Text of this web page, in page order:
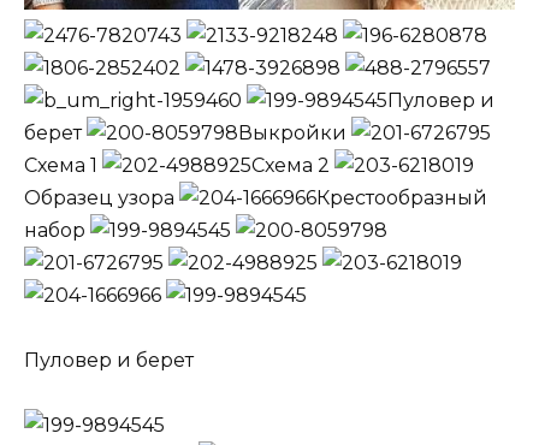
Пуловер и
берет
Выкройки
Схема 1
Схема 2
Образец узора
Крестообразный
набор
Пуловер и берет